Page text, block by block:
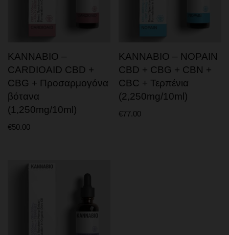
KANNABIO –
CARDIOAID CBD +
CBG + Προσαρμογόνα
βότανα
(1,250mg/10ml)
€50.00
KANNABIO – NOPAIN
CBD + CBG + CBN +
CBC + Τερπένια
(2,250mg/10ml)
€77.00